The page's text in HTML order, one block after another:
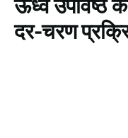
ऊर्ध्व उपविष्ठ
दर-चरण